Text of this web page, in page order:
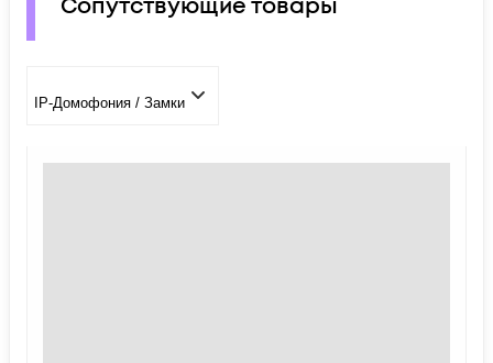
Сопутствующие товары
IP-Домофония / Замки